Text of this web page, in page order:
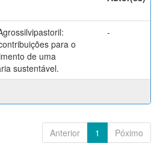
para o
de uma
sustentável.
-
Anterior 1 Póximo